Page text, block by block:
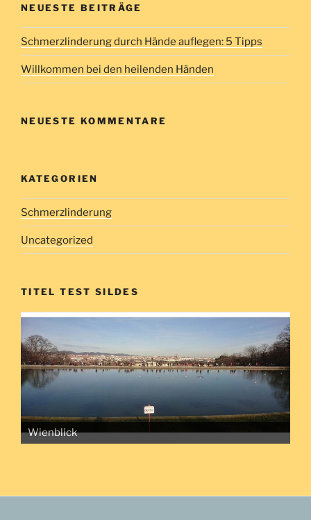
NEUESTE BEITRÄGE
Schmerzlinderung durch Hände auflegen: 5 Tipps
Willkommen bei den heilenden Händen
NEUESTE KOMMENTARE
KATEGORIEN
Schmerzlinderung
Uncategorized
TITEL TEST SILDES
Wienblick